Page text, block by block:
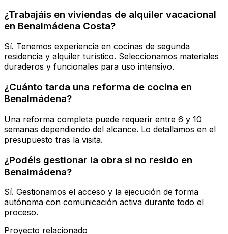
¿Trabajáis en viviendas de alquiler vacacional
en Benalmádena Costa?
Sí. Tenemos experiencia en cocinas de segunda
residencia y alquiler turístico. Seleccionamos materiales
duraderos y funcionales para uso intensivo.
¿Cuánto tarda una reforma de cocina en
Benalmádena?
Una reforma completa puede requerir entre 6 y 10
semanas dependiendo del alcance. Lo detallamos en el
presupuesto tras la visita.
¿Podéis gestionar la obra si no resido en
Benalmádena?
Sí. Gestionamos el acceso y la ejecución de forma
autónoma con comunicación activa durante todo el
proceso.
Proyecto relacionado